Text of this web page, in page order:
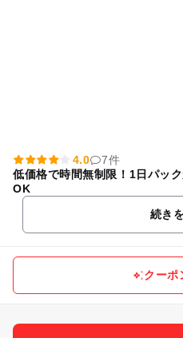
4.0
7件
低価格で時間無制限！1日パッ
OK
続き
クーポ